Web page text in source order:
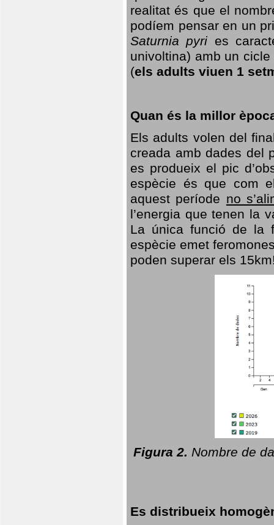
realitat és que el
podíem pensar en un
Saturnia pyri es
univoltina) amb un
(els adults viuen 1
Quan és la millor
Els adults volen del
creada amb dades del
es produeix el pic
espècie és que com
aquest període no
l’energia que tenen la
La única funció de la
espècie emet
poden superar els
Figura 2. Nombre de
Es distribueix